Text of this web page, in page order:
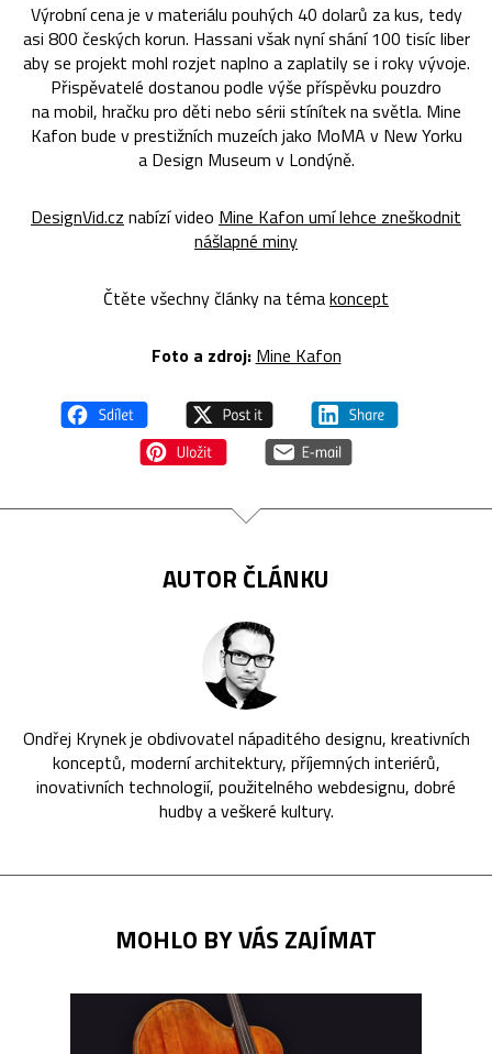
Výrobní cena je v materiálu pouhých 40 dolarů za kus, tedy
asi 800 českých korun. Hassani však nyní shání 100 tisíc liber
aby se projekt mohl rozjet naplno a zaplatily se i roky vývoje.
Přispěvatelé dostanou podle výše příspěvku pouzdro
na mobil, hračku pro děti nebo sérii stínítek na světla. Mine
Kafon bude v prestižních muzeích jako MoMA v New Yorku
a Design Museum v Londýně.
DesignVid.cz nabízí video Mine Kafon umí lehce zneškodnit
nášlapné miny
Čtěte všechny články na témakoncept
Foto a zdroj: Mine Kafon
AUTOR ČLÁNKU
Ondřej Krynek je obdivovatel nápaditého designu, kreativních
konceptů, moderní architektury, příjemných interiérů,
inovativních technologií, použitelného webdesignu, dobré
hudby a veškeré kultury.
MOHLO BY VÁS ZAJÍMAT